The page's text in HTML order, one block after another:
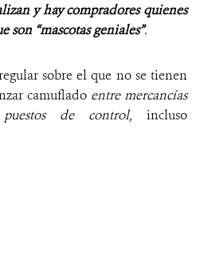
y hay compradores quienes
son “mascotas geniales”.
sobre el que no se tienen
camuflado entre mercancías
de control, incluso